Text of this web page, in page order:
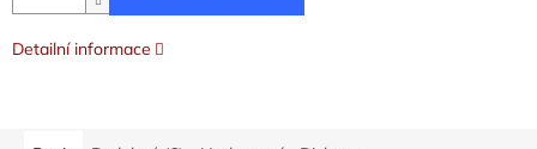
Detailní informace